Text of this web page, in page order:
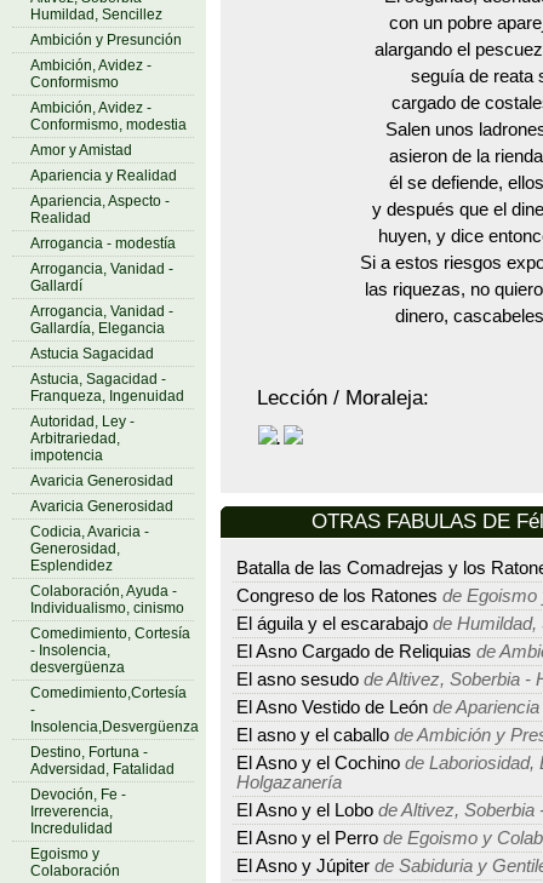
Humildad, Sencillez
Ambición y Presunción
Ambición, Avidez -
Conformismo
Ambición, Avidez -
Conformismo, modestia
Amor y Amistad
Apariencia y Realidad
Apariencia, Aspecto -
Realidad
Arrogancia - modestía
Arrogancia, Vanidad -
Gallardí
Arrogancia, Vanidad -
Gallardía, Elegancia
Astucia Sagacidad
Astucia, Sagacidad -
Franqueza, Ingenuidad
Autoridad, Ley -
Arbitrariedad,
impotencia
Avaricia Generosidad
Avaricia Generosidad
Codicia, Avaricia -
Generosidad,
Esplendidez
Colaboración, Ayuda -
Individualismo, cinismo
Comedimiento, Cortesía
- Insolencia,
desvergüenza
Comedimiento,Cortesía
-
Insolencia,Desvergüenza
Destino, Fortuna -
Adversidad, Fatalidad
Devoción, Fe -
Irreverencia,
Incredulidad
Egoismo y
Colaboración
con un pobre
alargando el
seguía de reata
cargado de
Salen unos
asieron de la
él se defiende,
y después que el
huyen, y dice
Si a estos riesgos
las riquezas, no
dinero,
Lección / Moraleja:
.
OTRAS FABULAS DE
Batalla de las Comadrejas y los
Congreso de los Ratones de Egoismo
El águila y el escarabajo de Humildad,
El Asno Cargado de Reliquias de
El asno sesudo de Altivez, Soberbia -
El Asno Vestido de León de
El asno y el caballo de Ambición y
El Asno y el Cochino de Laboriosidad,
Holgazanería
El Asno y el Lobo de Altivez, Soberbia
El Asno y el Perro de Egoismo y
El Asno y Júpiter de Sabiduria y